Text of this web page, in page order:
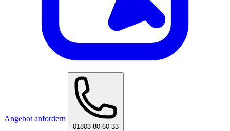
Angebot anfordern
01803 80 60 33